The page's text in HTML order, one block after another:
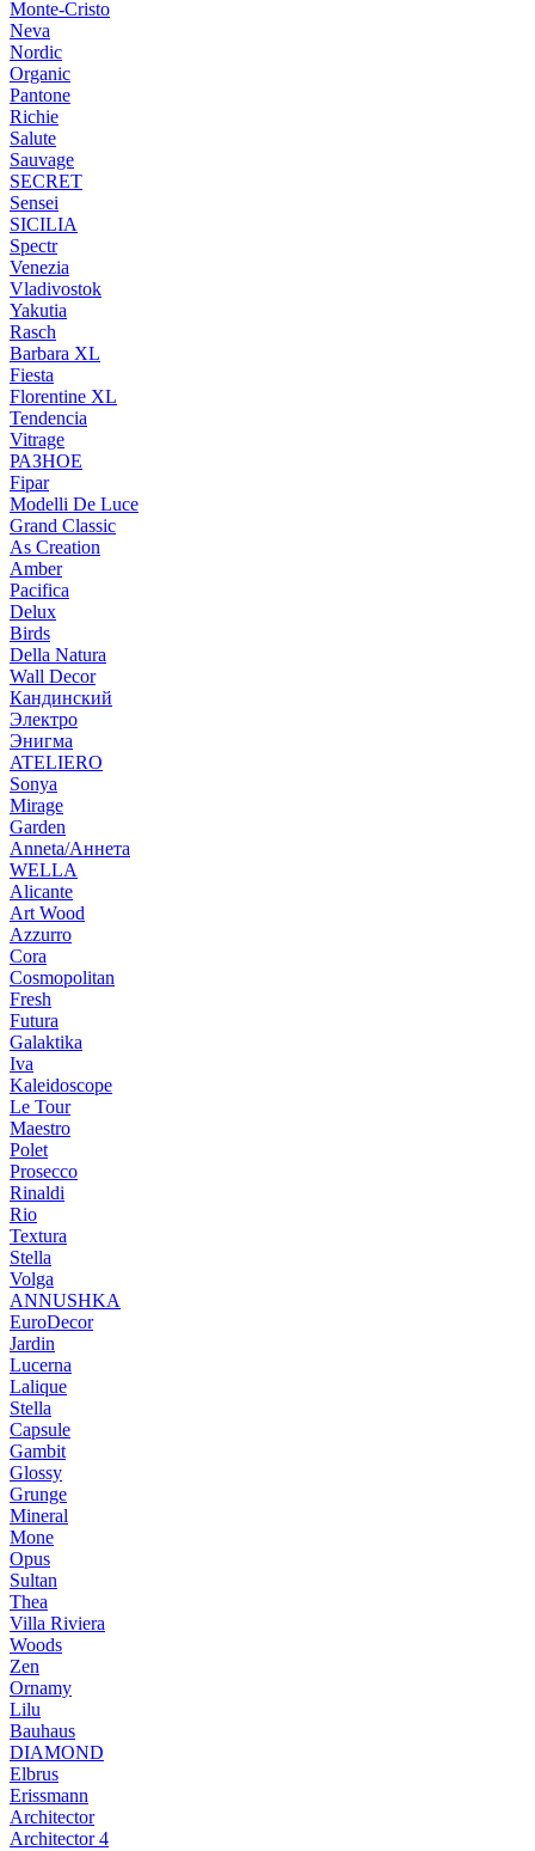
Monte-Cristo
Neva
Nordic
Organic
Pantone
Richie
Salute
Sauvage
SECRET
Sensei
SICILIA
Spectr
Venezia
Vladivostok
Yakutia
Rasch
Barbara XL
Fiesta
Florentine XL
Tendencia
Vitrage
РАЗНОЕ
Fipar
Modelli De Luce
Grand Classic
As Creation
Amber
Pacifica
Delux
Birds
Della Natura
Wall Decor
Кандинский
Электро
Энигма
ATELIERO
Sonya
Mirage
Garden
Anneta/Аннета
WELLA
Alicante
Art Wood
Azzurro
Cora
Cosmopolitan
Fresh
Futura
Galaktika
Iva
Kaleidoscope
Le Tour
Maestro
Polet
Prosecco
Rinaldi
Rio
Textura
Stella
Volga
ANNUSHKA
EuroDecor
Jardin
Lucerna
Lalique
Stella
Capsule
Gambit
Glossy
Grunge
Mineral
Mone
Opus
Sultan
Thea
Villa Riviera
Woods
Zen
Ornamy
Lilu
Bauhaus
DIAMOND
Elbrus
Erissmann
Architector
Architector 4